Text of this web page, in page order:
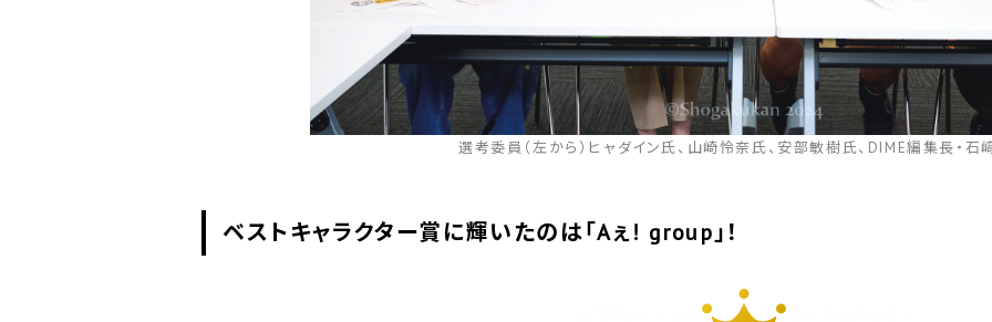
選考委員（左から）ヒャダイン氏、山崎怜奈氏、安部敏樹氏、DIME編集長・石
ベストキャラクター賞に輝いたのは「Aぇ! group」！